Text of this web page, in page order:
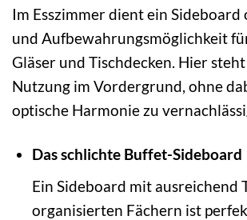
Im Esszimmer dient ein Sideboard
und Aufbewahrungsmöglichkeit
Gläser und Tischdecken. Hier
Nutzung im Vordergrund, ohne
optische Harmonie zu
Das schlichte Buffet-Sideboard
Ein Sideboard mit ausreichend
organisierten Fächern ist